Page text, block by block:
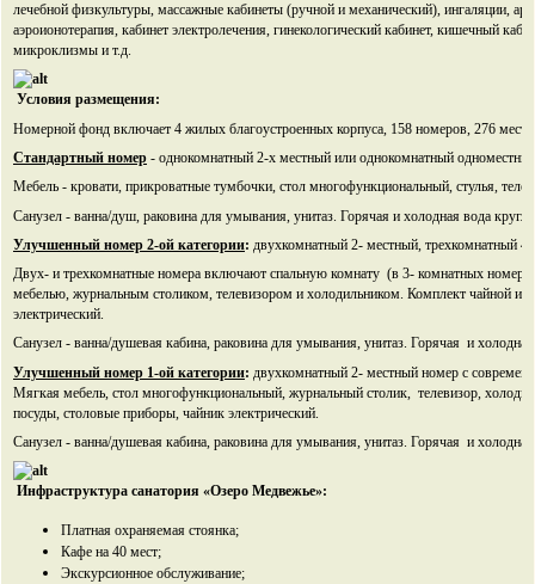
лечебной физкультуры, массажные кабинеты (ручной и механический), ингаляции,
аэроионотерапия, кабинет электролечения, гинекологический кабинет, кишечный
микроклизмы и т.д.
Условия размещения:
Номерной фонд включает 4 жилых благоустроенных корпуса, 158 номеров, 276 мест.
Стандартный номер - однокомнатный 2-х местный или однокомнатный
Мебель - кровати, прикроватные тумбочки, стол многофункциональный, стулья,
Санузел - ванна/душ, раковина для умывания, унитаз. Горячая и холодная вода
Улучшенный номер 2-ой категории: двухкомнатный 2- местный, трехкомнатный
Двух- и трехкомнатные номера включают спальную комнату (в 3- комнатных
мебелью, журнальным столиком, телевизором и холодильником. Комплект чайной и
электрический.
Санузел - ванна/душевая кабина, раковина для умывания, унитаз. Горячая и
Улучшенный номер 1-ой категории: двухкомнатный 2- местный номер с
Мягкая мебель, стол многофункциональный, журнальный столик, телевизор,
посуды, столовые приборы, чайник электрический.
Санузел - ванна/душевая кабина, раковина для умывания, унитаз. Горячая и
Инфраструктура санатория «Озеро Медвежье»:
Платная охраняемая стоянка;
Кафе на 40 мест;
Экскурсионное обслуживание;